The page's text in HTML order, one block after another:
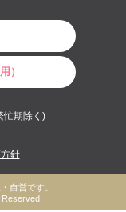
）
忙期除く)
針
自営です。